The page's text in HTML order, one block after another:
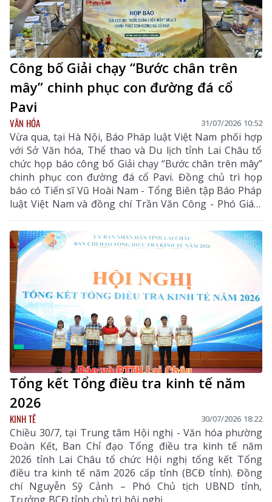
Công bố Giải chạy “Bước chân trên
mây” chinh phục con đường đá cổ
Pavi
VĂN HÓA 31/07/2026 10:52
Vừa qua, tại Hà Nội, Báo Pháp luật Việt Nam phối hợp
với Sở Văn hóa, Thể thao và Du lịch tỉnh Lai Châu tổ
chức họp báo công bố Giải chạy “Bước chân trên mây”
chinh phục con đường đá cổ Pavi. Đồng chủ trì họp
báo có Tiến sĩ Vũ Hoài Nam - Tổng Biên tập Báo Pháp
luật Việt Nam và đồng chí Trần Văn Công - Phó Giám
đốc Sở Văn hóa, Thể thao và Du lịch tỉnh Lai Châu.
Tổng kết Tổng điều tra kinh tế năm
2026
KINH TẾ 30/07/2026 18:22
Chiều 30/7, tại Trung tâm Hội nghị - Văn hóa phường
Đoàn Kết, Ban Chỉ đạo Tổng điều tra kinh tế năm
2026 tỉnh Lai Châu tổ chức Hội nghị tổng kết Tổng
điều tra kinh tế năm 2026 cấp tỉnh (BCĐ tỉnh). Đồng
chí Nguyễn Sỹ Cảnh – Phó Chủ tịch UBND tỉnh,
Trưởng BCĐ tỉnh chủ trì hội nghị.